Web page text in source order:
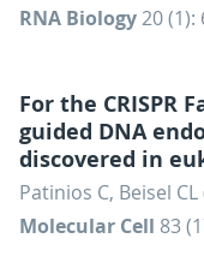
RNA Biology20 (1):
For the CRISPR
guided DNA
discovered in
Patinios C, Beisel CL
Molecular Cell 83